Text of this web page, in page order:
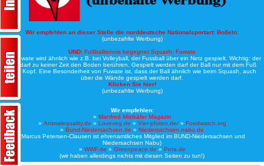
Wir empfehlen an dieser Stelle die norddeutsche Nationalsportart: Boßeln:
(unbezahlte Werbung)
UND: Fußballtennis begegnet Squash: Fuwate
Bei Fuwate wird ähnlich wie z.B. bei Volleyball, der Fussball über ein Netz gespielt. Wichtig: der
Ball darf zu keiner Zeit den Boden berühren. Gespielt werden darf der Ball nur mit dem Fuß
oder Kopf. Eine Besonderheit von Fuwate ist, dass der Ball ähnlich wie beim Squash, auch
über die Wände gespielt werden darf.
Klicken Sie hier!
(unbezahlte Werbung)
Wir empfehlen:
» Manfred Mistkäfer Magazin
» Animalequality.de » Loveveg.de » Vier-pfoten.de/» Foodwatch.org
» Bund-Niedersachsen.de » Niedersachsen.nabu.de
(Marcus Petersen-Clausen ist ehrenamtliches Mitglied im BUND-Niedersachsen und
Niedersachsen Nabu)
» WWF.de » Greenpeace.de » Peta.de
(wir haben allerdings nichts mit diesen Seiten zu tun!)